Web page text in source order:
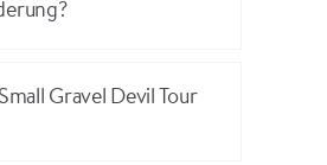
Gravel Devil Tour